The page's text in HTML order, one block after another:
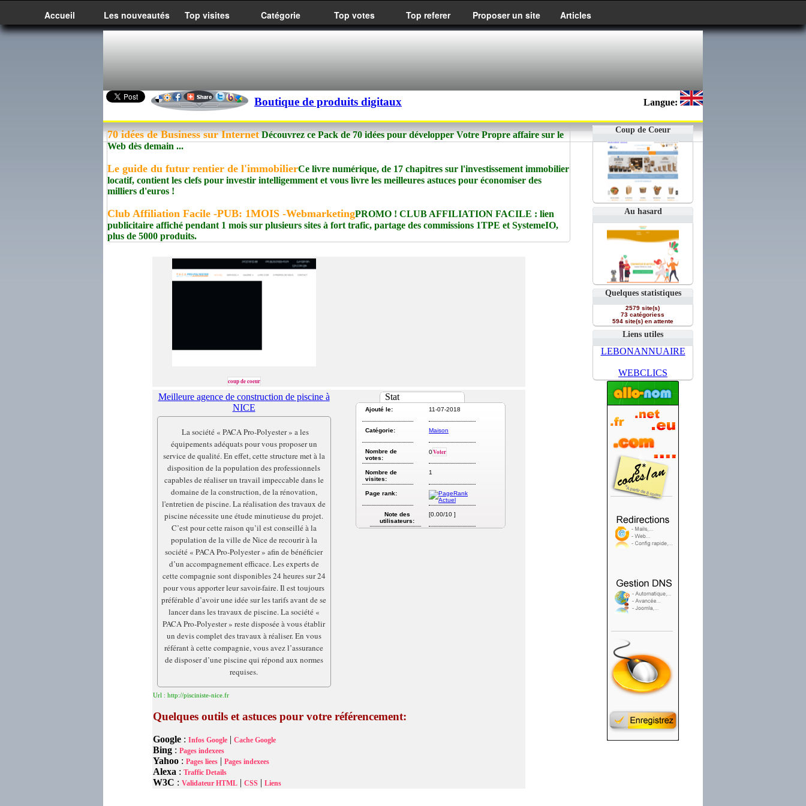
Accueil Les nouveautés Top visites Catégorie Top votes Top referer Proposer un site Articles
Boutique de produits digitaux Langue:
Coup de Coeur
Au hasard
Quelques statistiques
2579 site(s)
73 catégoriess
594 site(s) en attente
Liens utiles
LEBONANNUAIRE
WEBCLICS
70 idées de Business sur InternetDécouvrez ce Pack de 70 idées pour développer Votre Propre affaire sur le
Web dès demain ...
Le guide du futur rentier de l'immobilierCe livre numérique, de 17 chapitres sur l'investissement immobilier
locatif, contient les clefs pour investir intelligemment et vous livre les meilleures astuces pour économiser des
milliers d'euros !
Club Affiliation Facile -PUB: 1MOIS -WebmarketingPROMO ! CLUB AFFILIATION FACILE : lien
publicitaire affiché pendant 1 mois sur plusieurs sites à fort trafic, partage des commissions 1TPE et SystemeIO,
plus de 5000 produits.
coup de coeur
Stat
Ajouté le: 11-07-2018
Catégorie: Maison
Nombre de
votes:
0Voter
Nombre de
visites:
1
Page rank:
Note des
utilisateurs:
[0.00/10 ]
Meilleure agence de construction de piscine à
NICE
La société « PACA Pro-Polyester » a les
équipements adéquats pour vous proposer un
service de qualité. En effet, cette structure met à la
disposition de la population des professionnels
capables de réaliser un travail impeccable dans le
domaine de la construction, de la rénovation,
l'entretien de piscine. La réalisation des travaux de
piscine nécessite une étude minutieuse du projet.
C’est pour cette raison qu’il est conseillé à la
population de la ville de Nice de recourir à la
société « PACA Pro-Polyester » afin de bénéficier
d’un accompagnement efficace. Les experts de
cette compagnie sont disponibles 24 heures sur 24
pour vous apporter leur savoir-faire. Il est toujours
préférable d’avoir une idée sur les tarifs avant de se
lancer dans les travaux de piscine. La société «
PACA Pro-Polyester » reste disposée à vous établir
un devis complet des travaux à réaliser. En vous
référant à cette compagnie, vous avez l’assurance
de disposer d’une piscine qui répond aux normes
requises.
Url : http://pisciniste-nice.fr
Quelques outils et astuces pour votre référencement:
Google: Infos Google| Cache Google
Bing: Pages indexees
Yahoo: Pages liees| Pages indexees
Alexa: Traffic Details
W3C : Validateur HTML| CSS | Liens